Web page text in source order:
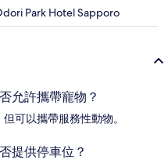
Park Hotel Sapporo
允許攜帶寵物？
可以攜帶服務性動物。
提供停車位？